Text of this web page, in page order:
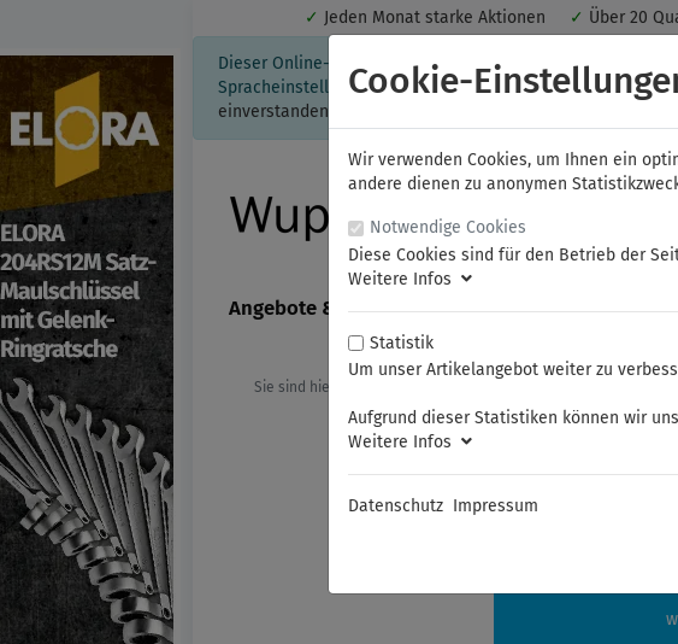
✓ Jeden Monat starke Aktionen ✓ Über 20
Dieser Online-Shop verwendet Cookies für ein optimales
Spracheinstellung auf Ihrem Rechner gespeichert. Ohne
einverstanden, klicken Sie bitte hier.
Angebote & Neuheiten FAMAG NWS
Sie sind hier:
zwischen
Ihre Bestellungen
Cookie-
Wir verwenden Cookies, um Ihnen ein
andere dienen zu anonymen
Notwendige Cookies
Diese Cookies sind für den Betrieb der
Weitere Infos
Statistik
Um unser Artikelangebot weiter zu
Aufgrund dieser Statistiken können wir
Weitere Infos
Datenschutz Impressum